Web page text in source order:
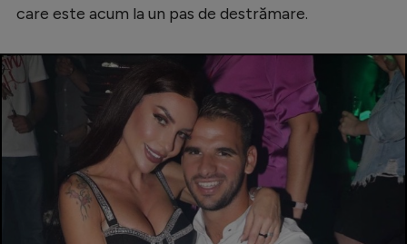
care este acum la un pas de destrămare.